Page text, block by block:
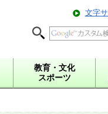
文字
教育・文化
スポーツ